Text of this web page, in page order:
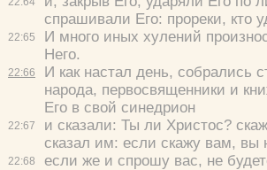
22:65
22:66
22:67
22:68
спрашивали Его: прореки, кто
И много иных хулений
Него.
И как настал день, собрались
народа, первосвященники и
Его в свой синедрион
и сказали: Ты ли Христос?
сказал им: если скажу вам, вы
если же и спрошу вас, не